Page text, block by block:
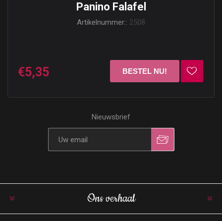
Panino Falafel
Artikelnummer:: 2508
€5,35
Nieuwsbrief
Ons verhaal